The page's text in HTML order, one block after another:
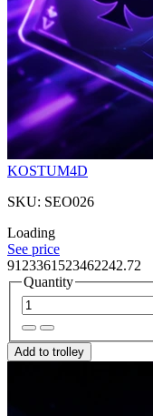
KOSTUM4D
SKU: SEO026
Loading
See price
9123361523462242.72
Quantity
Add to trolley